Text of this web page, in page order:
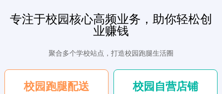
专注于校园核心高频业务，助你轻松创
业赚钱
聚合多个学校站点，打造校园跑腿生活圈
校园跑腿配送 校园自营店铺